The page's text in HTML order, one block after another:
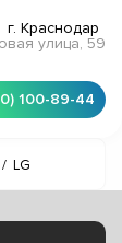
г. Краснодар
улица, 59
100-89-44
/ LG